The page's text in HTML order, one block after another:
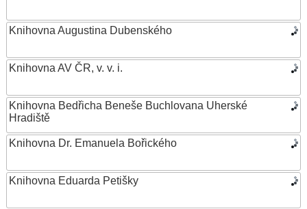
Knihovna Augustina Dubenského
Knihovna AV ČR, v. v. i.
Knihovna Bedřicha Beneše Buchlovana Uherské
Hradiště
Knihovna Dr. Emanuela Bořického
Knihovna Eduarda Petišky